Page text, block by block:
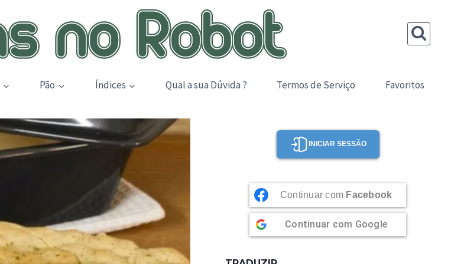
Pão Índices Qual a sua Dúvida ? Termos de Serviço Favoritos
INICIAR SESSÃO
Continuar com Facebook
Continuar com Google